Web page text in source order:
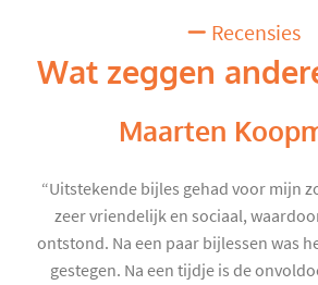
Recensies
Wat zeggen
Maarten
“Uitstekende bijles gehad voor mijn
zeer vriendelijk en sociaal,
ontstond. Na een paar bijlessen was
gestegen. Na een tijdje is de